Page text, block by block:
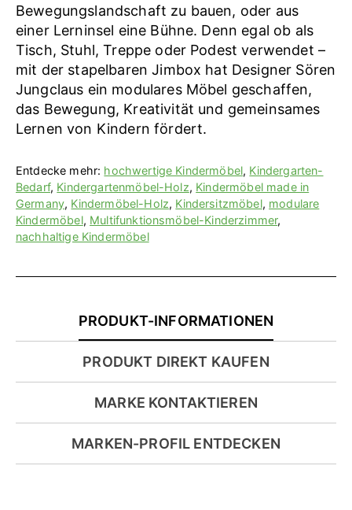
Bewegungslandschaft zu bauen, oder aus
einer Lerninsel eine Bühne. Denn egal ob als
Tisch, Stuhl, Treppe oder Podest verwendet –
mit der stapelbaren Jimbox hat Designer Sören
Jungclaus ein modulares Möbel geschaffen,
das Bewegung, Kreativität und gemeinsames
Lernen von Kindern fördert.
Entdecke mehr: hochwertige Kindermöbel, Kindergarten-
Bedarf, Kindergartenmöbel-Holz, Kindermöbel made in
Germany, Kindermöbel-Holz, Kindersitzmöbel, modulare
Kindermöbel, Multifunktionsmöbel-Kinderzimmer,
nachhaltige Kindermöbel
PRODUKT-INFORMATIONEN
PRODUKT DIREKT KAUFEN
MARKE KONTAKTIEREN
MARKEN-PROFIL ENTDECKEN